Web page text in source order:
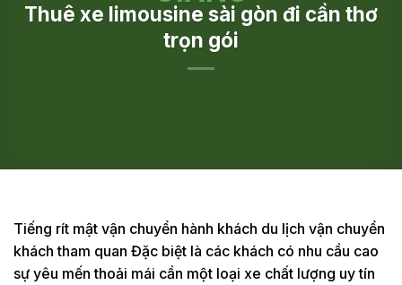
Thuê xe limousine sài gòn đi cần thơ
trọn gói
Tiếng rít mật vận chuyển hành khách du lịch vận chuyển
khách tham quan Đặc biệt là các khách có nhu cầu cao
sự yêu mến thoải mái cần một loại xe chất lượng uy tín